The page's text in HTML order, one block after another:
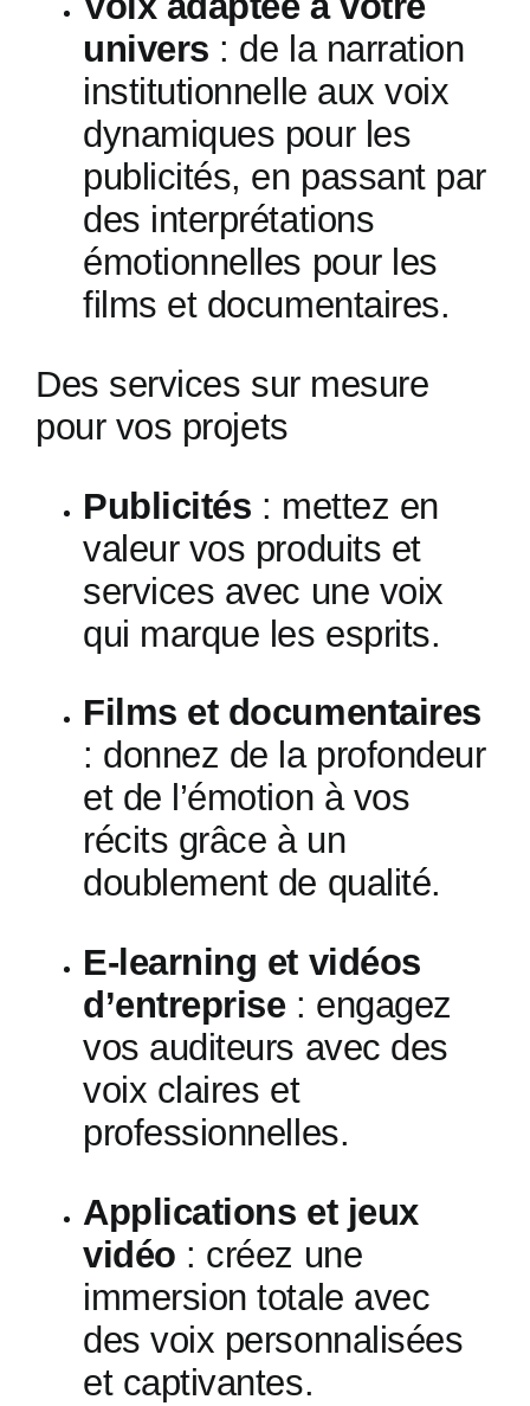
univers : de la narration
institutionnelle aux voix
dynamiques pour les
publicités, en passant par
des interprétations
émotionnelles pour les
films et documentaires.
Des services sur mesure
pour vos projets
Publicités : mettez en
valeur vos produits et
services avec une voix
qui marque les esprits.
Films et documentaires
: donnez de la profondeur
et de l’émotion à vos
récits grâce à un
doublement de qualité.
E-learning et vidéos
d’entreprise: engagez
vos auditeurs avec des
voix claires et
professionnelles.
Applications et jeux
vidéo : créez une
immersion totale avec
des voix personnalisées
et captivantes.